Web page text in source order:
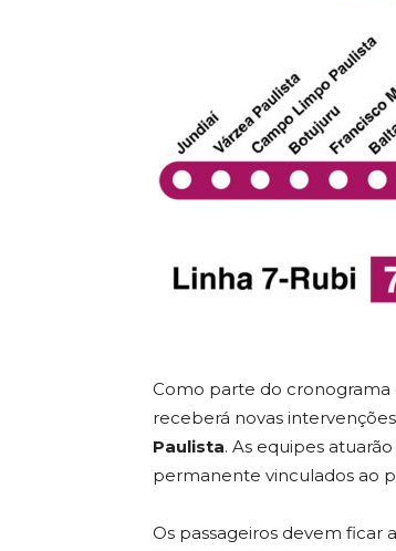
Como parte do cronograma
receberá novas
Paulista. As equipes
permanente vinculados ao
Os passageiros devem ficar